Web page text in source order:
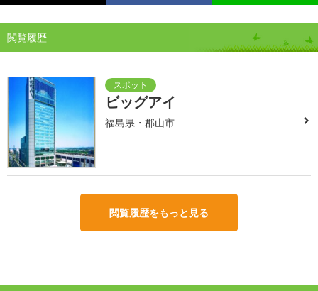
閲覧履歴
ビッグアイ
福島県・郡山市
閲覧履歴をもっと見る